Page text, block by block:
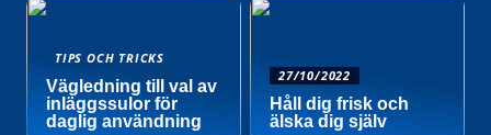
TIPS OCH TRICKS
Vägledning till val av
inläggssulor för
daglig användning
27/10/2022
Håll dig frisk och
älska dig själv